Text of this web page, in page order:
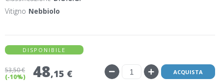
Vitigno Nebbiolo
DISPONIBILE
53,50 €
(-10%)
48,15 € ACQUISTA